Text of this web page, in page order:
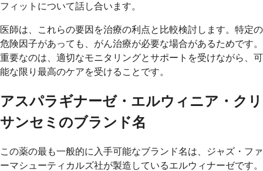
フィットについて話し合います。
医師は、これらの要因を治療の利点と比較検討します。特定の
危険因子があっても、がん治療が必要な場合があるためです。
重要なのは、適切なモニタリングとサポートを受けながら、可
能な限り最高のケアを受けることです。
アスパラギナーゼ・エルウィニア・クリ
サンセミのブランド名
この薬の最も一般的に入手可能なブランド名は、ジャズ・ファ
ーマシューティカルズ社が製造しているエルウィナーゼです。